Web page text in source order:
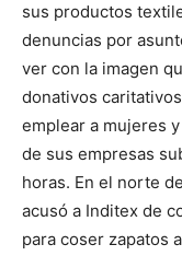
sus productos
denuncias por
ver con la imagen
donativos
emplear a mujeres
de sus empresas
horas. En el norte
acusó a Inditex de
para coser zapatos